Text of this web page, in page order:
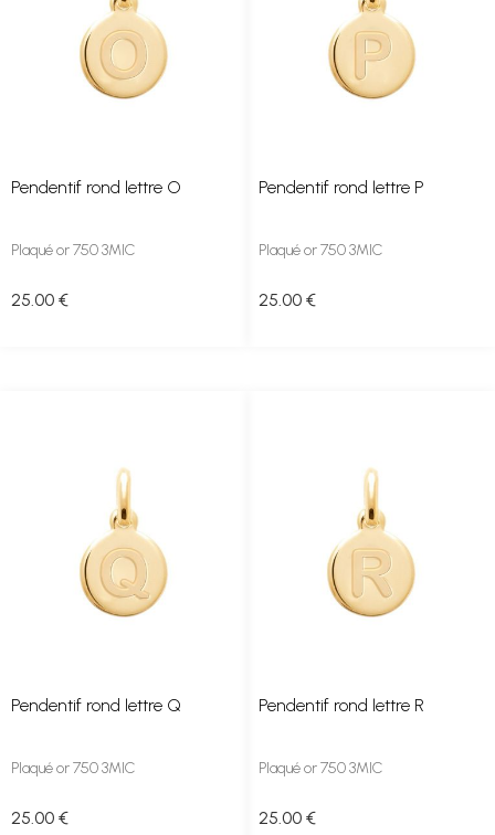
Pendentif rond lettre O
Plaqué or 750 3MIC
25 .00 €
Pendentif rond lettre P
Plaqué or 750 3MIC
25 .00 €
Pendentif rond lettre Q
Plaqué or 750 3MIC
25 .00 €
Pendentif rond lettre R
Plaqué or 750 3MIC
25 .00 €